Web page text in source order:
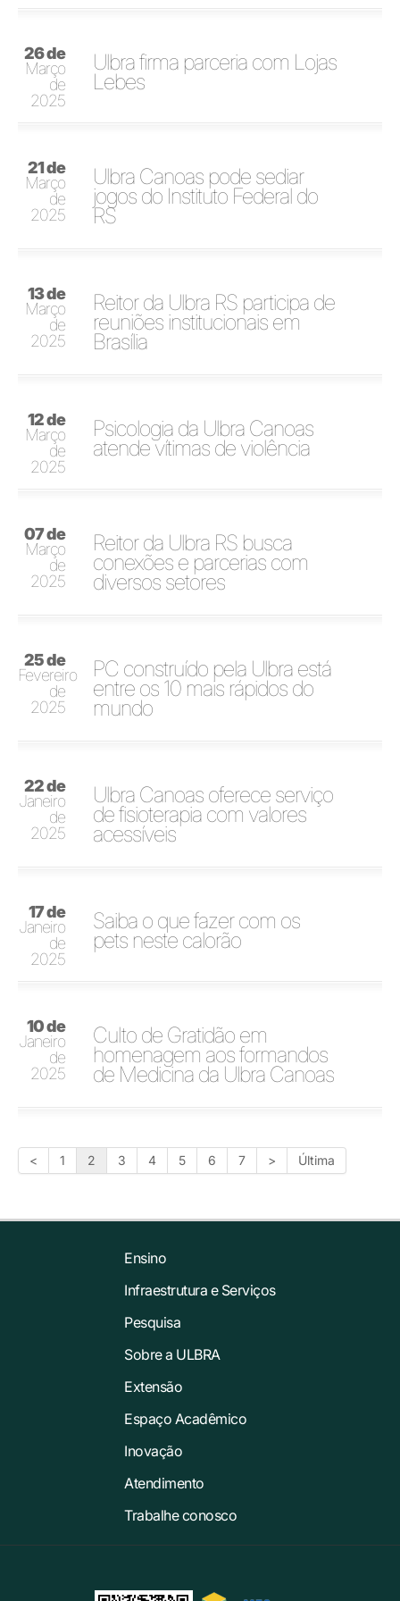
26 de
Março
de
2025
Ulbra firma parceria com Lojas
Lebes
21 de
Março
de
2025
Ulbra Canoas pode sediar
jogos do Instituto Federal do
RS
13 de
Março
de
2025
Reitor da Ulbra RS participa de
reuniões institucionais em
Brasília
12 de
Março
de
2025
Psicologia da Ulbra Canoas
atende vítimas de violência
07 de
Março
de
2025
Reitor da Ulbra RS busca
conexões e parcerias com
diversos setores
25 de
Fevereiro
de
2025
PC construído pela Ulbra está
entre os 10 mais rápidos do
mundo
22 de
Janeiro
de
2025
Ulbra Canoas oferece serviço
de fisioterapia com valores
acessíveis
17 de
Janeiro
de
2025
Saiba o que fazer com os
pets neste calorão
10 de
Janeiro
de
2025
Culto de Gratidão em
homenagem aos formandos
de Medicina da Ulbra Canoas
< 1 2 3 4 5 6 7 > Última
Ensino
Infraestrutura e Serviços
Pesquisa
Sobre a ULBRA
Extensão
Espaço Acadêmico
Inovação
Atendimento
Trabalhe conosco